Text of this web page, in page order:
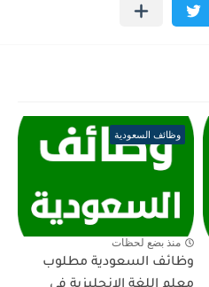
وظائف السعودية
منذ بضع لحظات
وظائف السعودية مطلوب